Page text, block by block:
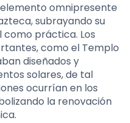
omnipresente
subrayando su
práctica. Los
como el Templo
diseñados y
solares, de tal
ocurrían en los
la renovación